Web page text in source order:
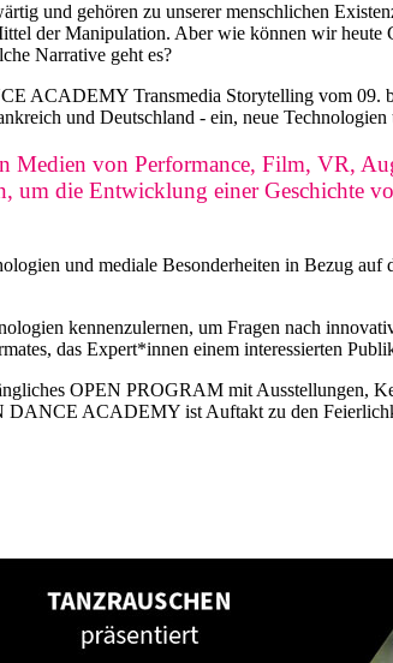
und gehören zu unserer menschlichen
der Manipulation. Aber wie können wir
Narrative geht es?
Transmedia Storytelling vom 09.
und Deutschland - ein, neue
Medien von Performance, Film, VR,
um die Entwicklung einer Geschichte
und mediale Besonderheiten in Bezug
kennenzulernen, um Fragen nach
das Expert*innen einem interessierten
OPEN PROGRAM mit Ausstellungen,
DANCE ACADEMY ist Auftakt zu den